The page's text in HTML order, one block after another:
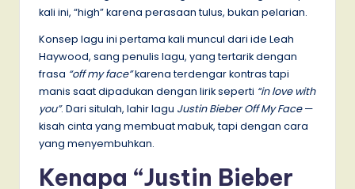
kali ini, “high” karena perasaan tulus, bukan pelarian.
Konsep lagu ini pertama kali muncul dari ide Leah
Haywood, sang penulis lagu, yang tertarik dengan
frasa “off my face”karena terdengar kontras tapi
manis saat dipadukan dengan lirik seperti “in love with
you”. Dari situlah, lahir lagu Justin Bieber Off My Face—
kisah cinta yang membuat mabuk, tapi dengan cara
yang menyembuhkan.
Kenapa “Justin Bieber